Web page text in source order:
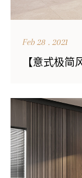
Feb 28 . 2021
【意式极简